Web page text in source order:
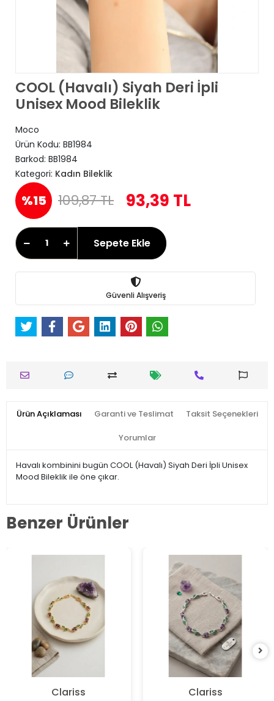
COOL (Havalı) Siyah Deri İpli
Unisex Mood Bileklik
Moco
Ürün Kodu: BB1984
Barkod: BB1984
Kategori: Kadın Bileklik
%15 109,87 TL 93,39 TL
Sepete Ekle
Güvenli Alışveriş
Ürün Açıklaması Garanti ve Teslimat Taksit Seçenekleri
Yorumlar
Havalı kombinini bugün COOL (Havalı) Siyah Deri İpli Unisex
Mood Bileklik ile öne çıkar.
Benzer Ürünler
Clariss Clariss